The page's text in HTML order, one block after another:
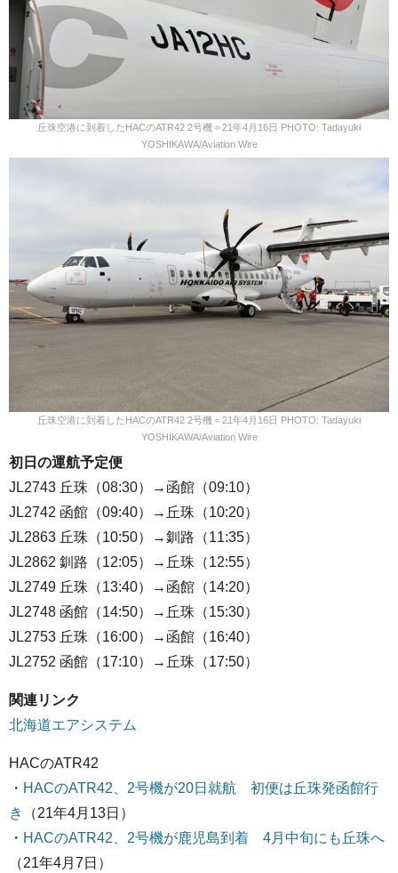
丘珠空港に到着したHACのATR42 2号機＝21年4月16日 PHOTO: Tadayuki
YOSHIKAWA/Aviation Wire
丘珠空港に到着したHACのATR42 2号機＝21年4月16日 PHOTO: Tadayuki
YOSHIKAWA/Aviation Wire
初日の運航予定便
JL2743 丘珠（08:30）→函館（09:10）
JL2742 函館（09:40）→丘珠（10:20）
JL2863 丘珠（10:50）→釧路（11:35）
JL2862 釧路（12:05）→丘珠（12:55）
JL2749 丘珠（13:40）→函館（14:20）
JL2748 函館（14:50）→丘珠（15:30）
JL2753 丘珠（16:00）→函館（16:40）
JL2752 函館（17:10）→丘珠（17:50）
関連リンク
北海道エアシステム
HACのATR42
・ HACのATR42、2号機が20日就航 初便は丘珠発函館行
き
（21年4月13日）
・ HACのATR42、2号機が鹿児島到着 4月中旬にも丘珠へ
（21年4月7日）